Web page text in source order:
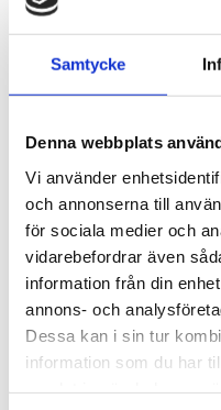
Samtycke
Denna webbplats
Vi använder
och annonserna till
för sociala medier och
vidarebefordrar även
information från din
annons- och
Dessa kan i sin tur
information som du har
°C [+176 °F]
Material av
PVDF, Viton®, glas,
Universella filter från
sätt fasta ämnen,
förekommer inom
hjälp av mycket fina,
vare sin universella
som separatorer (utan
med
För omgivnings- eller
°C kan en version i